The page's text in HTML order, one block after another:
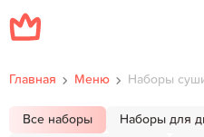
Главная Меню Наборы
Все наборы Наборы для